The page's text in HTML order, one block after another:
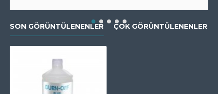
SON GÖRÜNTÜLENENLER ÇOK GÖRÜNTÜLENENLER